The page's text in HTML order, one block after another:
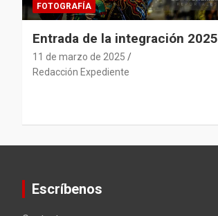
FOTOGRAFÍA
Entrada de la integración 2025
11 de marzo de 2025
Redacción Expediente
Escríbenos